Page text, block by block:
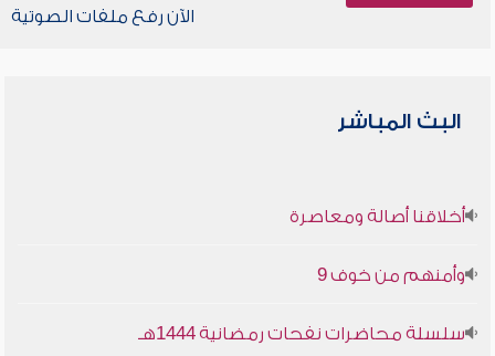
الآن رفع ملفات الصوتية
البث المباشر
أخلاقنا أصالة ومعاصرة
وأمنهم من خوف 9
سلسلة محاضرات نفحات رمضانية 1444هـ